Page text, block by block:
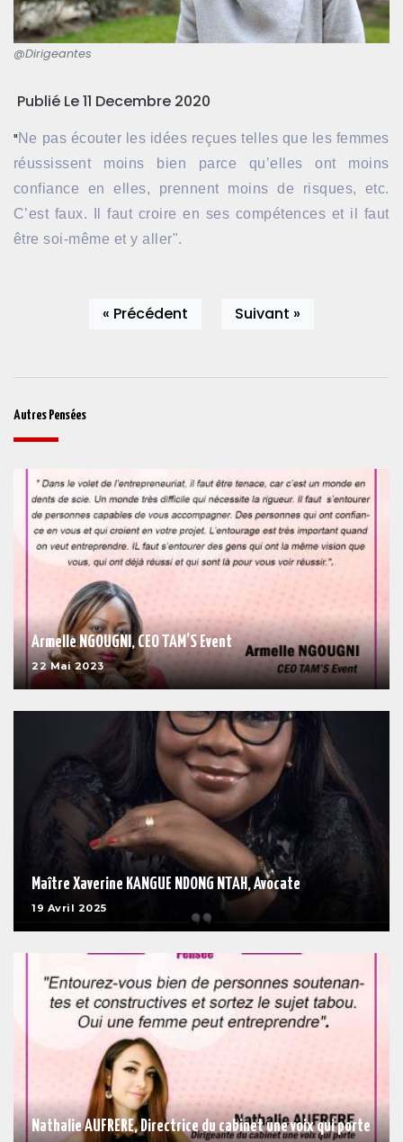
@Dirigeantes
Publié Le 11 Decembre 2020
"Ne pas écouter les idées reçues telles que les femmes
réussissent moins bien parce qu’elles ont moins
confiance en elles, prennent moins de risques, etc.
C’est faux. Il faut croire en ses compétences et il faut
être soi-même et y aller".
« Précédent Suivant »
Autres Pensées
Armelle NGOUGNI, CEO TAM’S Event
22 Mai 2023
Maître Xaverine KANGUE NDONG NTAH, Avocate
19 Avril 2025
Nathalie AUFRERE, Directrice du cabinet une voix qui porte